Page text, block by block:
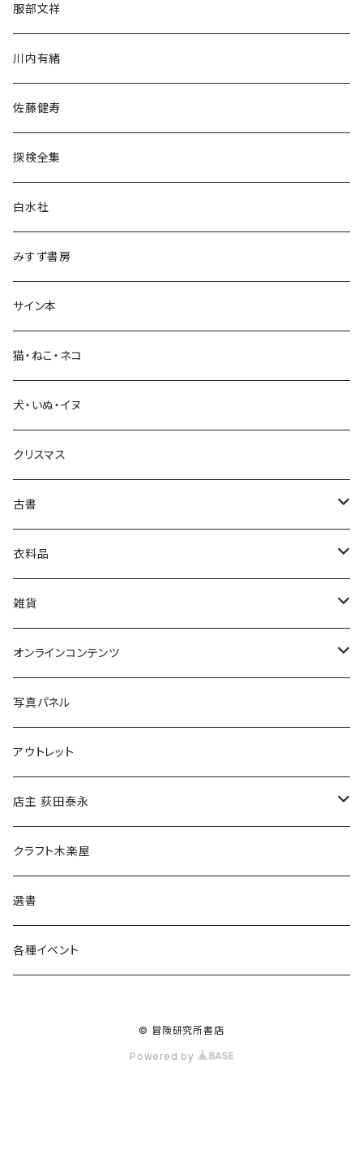
民族・風習
言語・ことば
生活・暮らし
芸術・絵画・写真
絵本・児童書
娯楽・エンターテインメント
服部文祥
川内有緒
佐藤健寿
探検全集
白水社
みすず書房
サイン本
猫・ねこ・ネコ
犬・いぬ・イヌ
クリスマス
古書
古書セット
美術
衣料品
POLEWARDS
Tシャツ
雑貨
バッグ
ブックカバー
マグカップ
傘
食料品
その他
オンラインコンテンツ
冒険クロストーク
写真パネル
アウトレット
店主 荻田泰永
書籍
ウェア
クラフト木楽屋
選書
各種イベント
© 冒険研究所書店
Powered by